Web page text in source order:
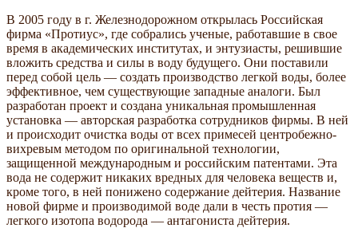
В 2005 году в г. Железнодорожном открылась Российская
фирма «Протиус», где собрались ученые, работавшие в свое
время в академических институтах, и энтузиасты, решившие
вложить средства и силы в воду будущего. Они поставили
перед собой цель — создать производство легкой воды, более
эффективное, чем существующие западные аналоги. Был
разработан проект и создана уникальная промышленная
установка — авторская разработка сотрудников фирмы. В ней
и происходит очистка воды от всех примесей центробежно-
вихревым методом по оригинальной технологии,
защищенной международным и российским патентами. Эта
вода не содержит никаких вредных для человека веществ и,
кроме того, в ней понижено содержание дейтерия. Название
новой фирме и производимой воде дали в честь протия —
легкого изотопа водорода — антагониста дейтерия.